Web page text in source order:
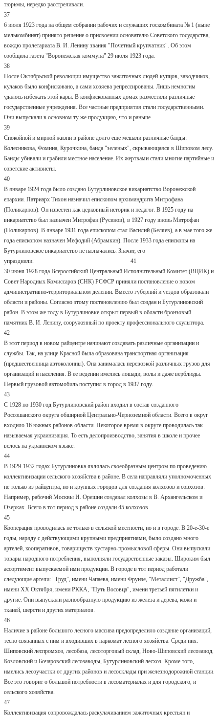
тюрьмы, нередко расстреливали.
37
6 июля 1923 года на общем собрании рабочих и служащих госкомбината № 1 (ныне
мелькомбинат) принято решение о присвоении основателю Советского государства,
вождю пролетариата В. И. Ленину звания "Почетный крупчатник". Об этом
сообщила газета "Воронежская коммуна" 29 июля 1923 года.
38
После Октябрьской революции имущество зажиточных людей-купцов, заводчиков,
кулаков было конфисковано, а сами хозяева репрессированы. Лишь немногим
удалось избежать этой кары. В конфискованных домах разместили различные
государственные учреждения. Все частные предприятия стали государственными.
Они выпускали в основном ту же продукцию, что и раньше.
39
Спокойной и мирной жизни в районе долго еще мешали различные банды:
Колесникова, Фомина, Курочкина, банда "зеленых", скрывающаяся в Шиповом лесу.
Банды убивали и грабили местное население. Их жертвами стали многие партийные и
советские активисты.
40
В январе 1924 года было создано Бутурлиновское викариатство Воронежской
епархии. Патриарх Тихон назначил епископом архимандрита Митрофана
(Поликарпов). Он известен как церковный историк и педагог. В 1925 году на
викариатство был назначен Митрофан (Русинов), в 1927 году вновь Митрофан
(Поликарпов). В январе 1931 года епископом стал Василий (Беляев), а в мае того же
года епископом назначен Мефодий (Абрамкин). После 1933 года епископы на
Бутурлиновское викариатство не назначались. Значит, его
упразднили. 41
30 июня 1928 года Всероссийский Центральный Исполнительный Комитет (ВЦИК) и
Совет Народных Комиссаров (СНК) РСФСР приняли постановление о новом
административно-территориальном делении. Вместо губерний и уездов образовали
области и районы. Согласно этому постановлению был создан и Бутурлиновский
район. В этом же году в Бутурлиновке открыт первый в области бронзовый
памятник В. И. Ленину, сооруженный по проекту профессионального скульптора.
42
В этот период в новом райцентре начинают создавать различные организации и
службы. Так, на улице Красной была образована транспортная организация
(предшественница автоколонны). Она занималась перевозкой различных грузов для
организаций и населения. В ее ведении имелись лошади, волы и даже верблюды.
Первый грузовой автомобиль поступил в город в 1937 году.
43
С 1928 по 1930 год Бутурлиновский район входил в состав созданного
Россошанского округа обширной Центрально-Черноземной области. Всего в округ
входило 16 южных районов области. Некоторое время в округе проводилась так
называемая украинизация. То есть делопроизводство, занятия в школе и прочее
велось на украинском языке.
44
В 1929-1932 годах Бутурлиновка являлась своеобразным центром по проведению
коллективизации сельского хозяйства в районе. В села направляли уполномоченных
не только из райцентра, но и крупных городов для создания колхозов и совхозов.
Например, рабочий Москвы И. Орешин создавал колхозы в В. Архангельском и
Озерках. Всего в тот период в районе создали 45 колхозов.
45
Кооперация проводилась не только в сельской местности, но и в городе. В 20-е-30-е
годы, наряду с действующими крупными предприятиями, было создано много
артелей, кооперативов, товариществ кустарно-промысловой сферы. Они выпускали
товары народного потребления, выполняли государственные заказы. Широким был
ассортимент выпускаемой ими продукции. В городе в тот период работали
следующие артели: "Труд", имени Чапаева, имени Фрунзе, "Металлист", "Дружба",
имени XX Октября, имени РККА, "Путь Восовца", имени третьей пятилетки и
другие. Они выпускали разнообразную продукцию из железа и дерева, кожи и
тканей, шерсти и других материалов.
46
Наличие в районе большого лесного массива предопределило создание организаций,
тесно связанных с ним и входивших в наркомат лесного хозяйства. Среди них:
Шиповский леспромхоз, лесобаза, лесоторговый склад, Ново-Шиповский лесозавод,
Козловский и Бочаровский лесозаводы, Бутурлиновский лесхоз. Кроме того,
имелись лесоучастки от других районов и лесосклады при железнодорожной станции.
Все это говорит о большой потребности в лесоматериалах и для городского, и
сельского хозяйства.
47
Коллективизация сопровождалась раскулачиванием зажиточных крестьян и